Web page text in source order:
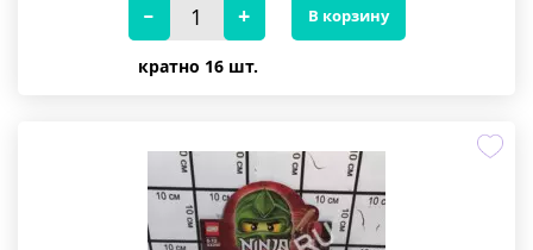
кратно 16 шт.
В корзину